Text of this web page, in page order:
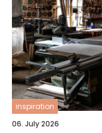
inspiration
06. July 2026